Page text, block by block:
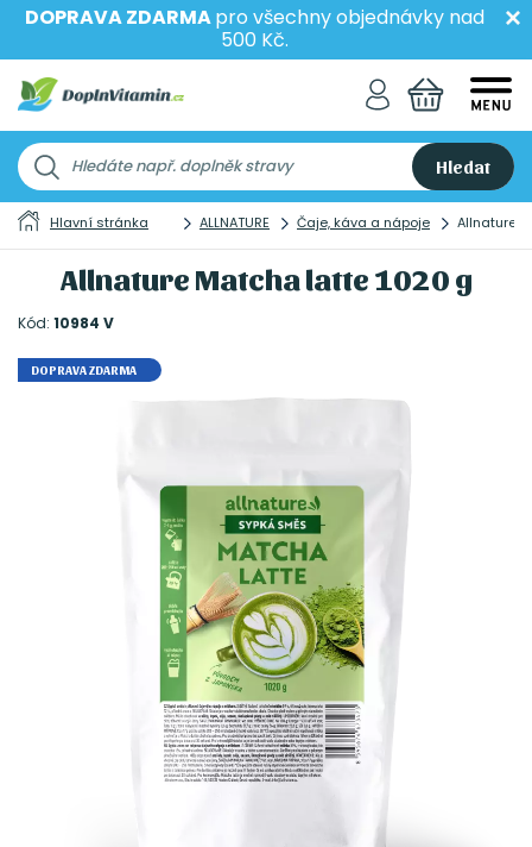
DOPRAVA ZDARMApro všechny objednávky nad
500 Kč.
Hledat
Hlavní stránka ALLNATURE Čaje, káva a nápoje Allnature
Allnature Matcha latte 1020 g
Kód: 10984 V
DOPRAVA ZDARMA